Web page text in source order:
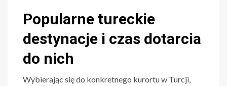
Popularne tureckie
destynacje i czas dotarcia
do nich
Wybierając się do konkretnego kurortu w Turcji,